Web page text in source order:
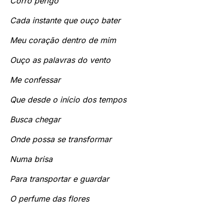
Cada instante que ouço bater
Meu coração dentro de mim
Ouço as palavras do vento
Me confessar
Que desde o início dos tempos
Busca chegar
Onde possa se transformar
Numa brisa
Para transportar e guardar
O perfume das flores